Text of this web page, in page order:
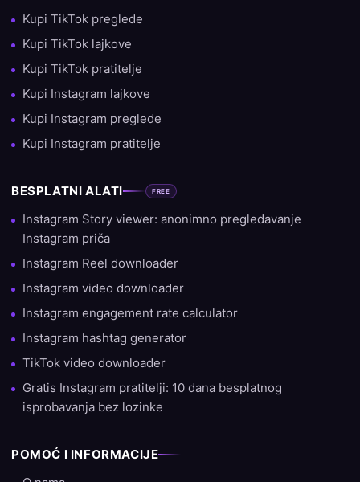
Kupi TikTok preglede
Kupi TikTok lajkove
Kupi TikTok pratitelje
Kupi Instagram lajkove
Kupi Instagram preglede
Kupi Instagram pratitelje
BESPLATNI ALATI FREE
Instagram Story viewer: anonimno pregledavanje
Instagram priča
Instagram Reel downloader
Instagram video downloader
Instagram engagement rate calculator
Instagram hashtag generator
TikTok video downloader
Gratis Instagram pratitelji: 10 dana besplatnog
isprobavanja bez lozinke
POMOĆ I INFORMACIJE